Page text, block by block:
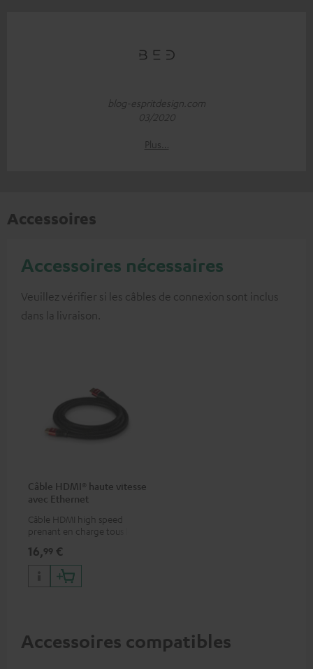
blog-espritdesign.com
03/2020
Plus…
Accessoires
Accessoires nécessaires
Veuillez vérifier si les câbles de connexion sont inclus
dans la livraison.
Câble HDMI® haute vitesse
avec Ethernet
Câble HDMI high speed
prenant en charge tous les
50/60p et 4K 3D
16,99 €
Accessoires compatibles